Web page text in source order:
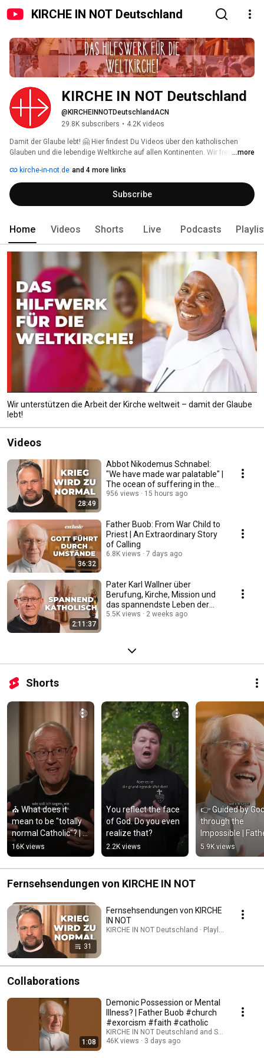
KIRCHE IN NOT Deutschland
KIRCHE IN NOT Deutschland
@KIRCHEINNOTDeutschlandACN
29.8K subscribers • 4.2K videos
Damit der Glaube lebt! 🤗 Hier findest Du Videos über den katholischen
Glauben und die lebendige Weltkirche auf allen Kontinenten. Wir freuen uns
möchtest: Kanal abonnieren!
...more
kirche-in-not.de and 4 more links
Subscribe
Home Videos Shorts Live Podcasts
Wir unterstützen die Arbeit der Kirche weltweit – damit der Glaube
lebt!
Videos
28:49
Abbot Nikodemus Schnabel:
"We have made war palatable" |
The ocean of suffering in the
Holy Land
956 views 15 hours ago
36:32
Father Buob: From War Child to
Priest | An Extraordinary Story
of Calling
6.8K views 7 days ago
2:11:37
Pater Karl Wallner über
Berufung, Kirche, Mission und
das spannendste Leben der
Welt #katholisch
5.5K views 2 weeks ago
Shorts
⛪ What does it
mean to be "totally
normal Catholic"? |
Father Karl Wallner
16K views
You reflect the face
of God. Do you even
realize that?
2.2K views
👉 Guided by
through the
Impossible |
Buob
5.9K views
Fernsehsendungen von KIRCHE IN NOT
31
Fernsehsendungen von KIRCHE
IN NOT
KIRCHE IN NOT Deutschland · Playlist
Collaborations
1:08
Demonic Possession or Mental
Illness? | Father Buob #church
#exorcism #faith #catholic
KIRCHE IN NOT Deutschland and St. Ulrich
46K views
3 days ago